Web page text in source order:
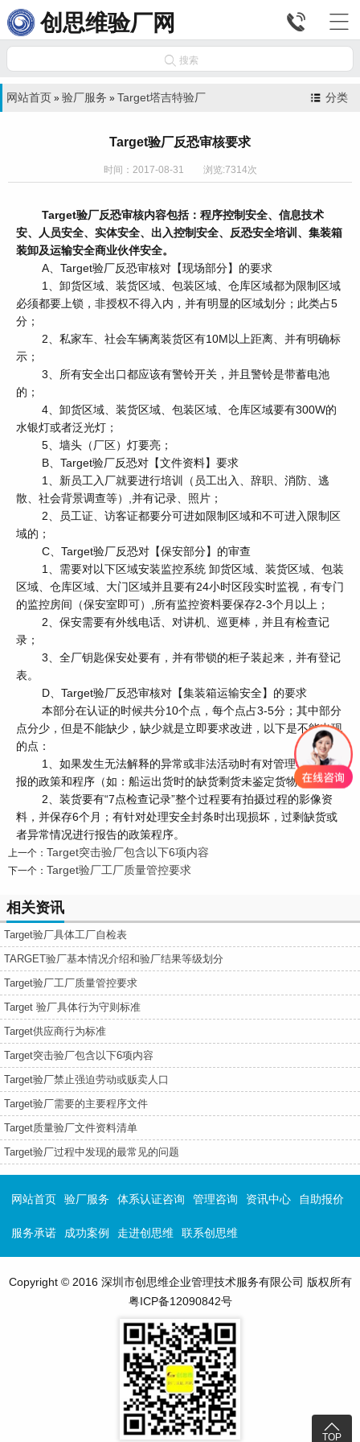
创思维验厂网 

 搜索
分类
网站首页 » 验厂服务 » Target塔吉特验厂
Target验厂反恐审核要求
时间：2017-08-31 浏览:7314次
Target验厂反恐审核内容包括：程序控制安全、信息技术
安、人员安全、实体安全、出入控制安全、反恐安全培训、集装箱
装卸及运输安全商业伙伴安全。
A、Target验厂反恐审核对【现场部分】的要求
1、卸货区域、装货区域、包装区域、仓库区域都为限制区域
必须都要上锁，非授权不得入内，并有明显的区域划分；此类占5
分；
2、私家车、社会车辆离装货区有10M以上距离、并有明确标
示；
3、所有安全出口都应该有警铃开关，并且警铃是带蓄电池
的；
4、卸货区域、装货区域、包装区域、仓库区域要有300W的
水银灯或者泛光灯；
5、墙头（厂区）灯要亮；
B、Target验厂反恐对【文件资料】要求
1、新员工入厂就要进行培训（员工出入、辞职、消防、逃
散、社会背景调查等）,并有记录、照片；
2、员工证、访客证都要分可进如限制区域和不可进入限制区
域的；
C、Target验厂反恐对【保安部分】的审查
1、需要对以下区域安装监控系统 卸货区域、装货区域、包装
区域、仓库区域、大门区域并且要有24小时区段实时监视，有专门
的监控房间（保安室即可）,所有监控资料要保存2-3个月以上；
2、保安需要有外线电话、对讲机、巡更棒，并且有检查记
录；
3、全厂钥匙保安处要有，并有带锁的柜子装起来，并有登记
表。
D、Target验厂反恐审核对【集装箱运输安全】的要求
本部分在认证的时候共分10个点，每个点占3-5分；其中部分
点分少，但是不能缺少，缺少就是立即要求改进，以下是不能出现
的点：
1、如果发生无法解释的异常或非法活动时有对管理者权威通
报的政策和程序（如：船运出货时的缺货剩货未鉴定货物等）
2、装货要有“7点检查记录”整个过程要有拍摄过程的影像资
料，并保存6个月；有针对处理安全封条时出现损坏，过剩缺货或
者异常情况进行报告的政策程序。
上一个： Target突击验厂包含以下6项内容
下一个： Target验厂工厂质量管控要求
相关资讯
Target验厂具体工厂自检表
TARGET验厂基本情况介绍和验厂结果等级划分
Target验厂工厂质量管控要求
Target 验厂具体行为守则标准
Target供应商行为标准
Target突击验厂包含以下6项内容
Target验厂禁止强迫劳动或贩卖人口
Target验厂需要的主要程序文件
Target质量验厂文件资料清单
Target验厂过程中发现的最常见的问题

TOP
网站首页 验厂服务 体系认证咨询 管理咨询 资讯中心 自助报价
服务承诺 成功案例 走进创思维 联系创思维
Copyright © 2016 深圳市创思维企业管理技术服务有限公司 版权所有
粤ICP备12090842号